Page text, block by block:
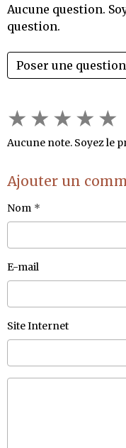
Aucune question.
question.
Poser une question
★ ★ ★ ★ ★
Aucune note. Soyez le
Ajouter un
Nom
E-mail
Site Internet